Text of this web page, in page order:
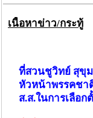
เนื้อหาข่าว/กระทู้
ที่สวนชูวิทย์ สุขุ
หัวหน้าพรรคชา
ส.ส.ในการเลือก